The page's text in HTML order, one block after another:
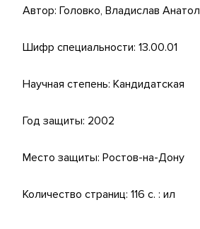
Автор: Головко, Владислав
Шифр специальности: 13.00.01
Научная степень: Кандидатская
Год защиты: 2002
Место защиты: Ростов-на-Дону
Количество страниц: 116 с. : ил